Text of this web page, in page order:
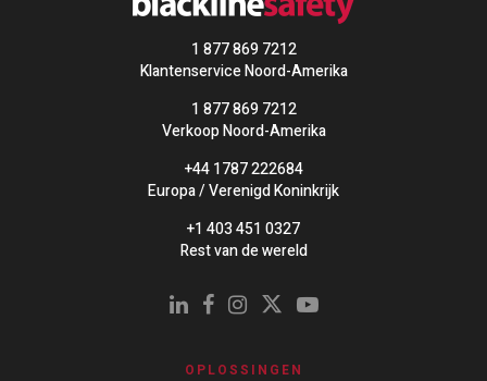
1 877 869 7212
Klantenservice Noord-Amerika
1 877 869 7212
Verkoop Noord-Amerika
+44 1787 222684
Europa / Verenigd Koninkrijk
+1 403 451 0327
Rest van de wereld
OPLOSSINGEN